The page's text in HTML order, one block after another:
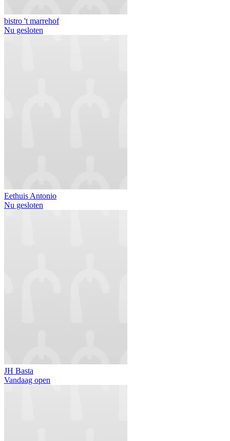
bistro 't marrehof
Nu gesloten
Eethuis Antonio
Nu gesloten
JH Basta
Vandaag open